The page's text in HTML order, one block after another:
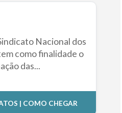
Nacional dos
como finalidade o
das...
| COMO CHEGAR